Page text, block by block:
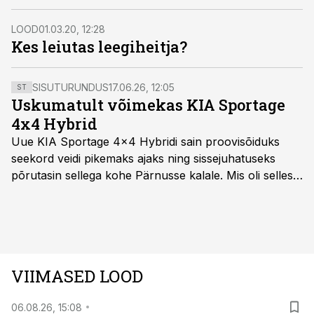
ja hävitav suurtükiväetaktika, mis tekitas jalaväe ette
liikuva tulevalli.
LOOD01.03.20, 12:28
Kes leiutas leegiheitja?
ST SISUTURUNDUS17.06.26, 12:05
Uskumatult võimekas KIA Sportage
4x4 Hybrid
Uue KIA Sportage 4x4 Hybridi sain proovisõiduks
seekord veidi pikemaks ajaks ning sissejuhatuseks
põrutasin sellega kohe Pärnusse kalale. Mis oli selles
VIIMASED LOOD
06.08.26, 15:08